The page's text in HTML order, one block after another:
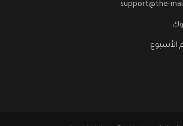
support@the-
الأسبوع